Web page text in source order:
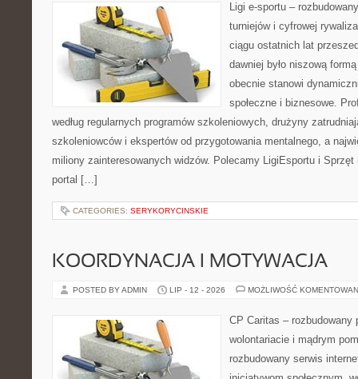
Ligi e-sportu –
turniejów i cyfrowej
ciągu ostatnich lat
dawniej było niszową
obecnie stanowi
społeczne i biznesowe.
według regularnych programów szkoleniowych, drużyny
szkoleniowców i ekspertów od przygotowania mentalnego, a
miliony zainteresowanych widzów. Polecamy LigiEsportu i
portal […]
CATEGORIES: SERYKORYCINSKIE
KOORDYNACJA I MOTYWACJA
POSTED BY ADMIN LIP - 12 - 2026 MOŻLIWOŚĆ
CP Caritas – rozbudowany
wolontariacie i mądrym
rozbudowany serwis